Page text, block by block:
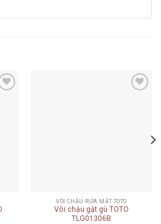
VÒI CHẬU RỬA MẶT TOTO
Vòi chậu gật gù TOTO
TLG01306B